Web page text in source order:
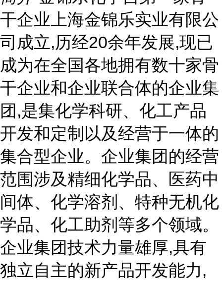
干企业上海金锦乐实业有限公
司成立,历经20余年发展,现已
成为在全国各地拥有数十家骨
干企业和企业联合体的企业集
团,是集化学科研、化工产品
开发和定制以及经营于一体的
集合型企业。企业集团的经营
范围涉及精细化学品、医药中
间体、化学溶剂、特种无机化
学品、化工助剂等多个领域。
企业集团技术力量雄厚,具有
独立自主的新产品开发能力,